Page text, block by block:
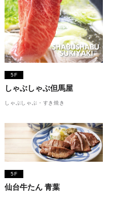
5F
しゃぶしゃぶ但馬屋
しゃぶしゃぶ・すき焼き
5F
仙台牛たん 青葉